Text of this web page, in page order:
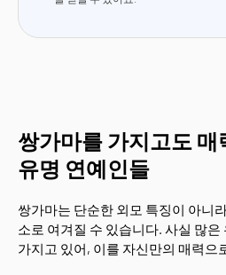
쌍가마를 가지고도 매
유명 연예인들
쌍가마는 단순한 외모 특징이 아니
소로 여겨질 수 있습니다. 사실 많
가지고 있어, 이를 자신만의 매력으